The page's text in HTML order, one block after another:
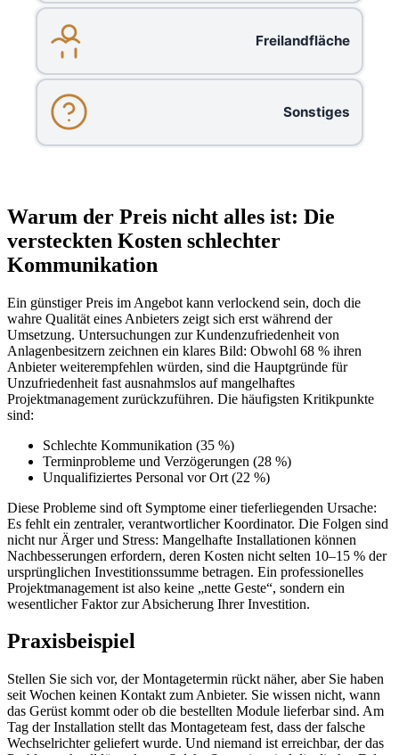
Freilandfläche
Sonstiges
Warum der Preis nicht alles ist: Die
versteckten Kosten schlechter
Kommunikation
Ein günstiger Preis im Angebot kann verlockend sein, doch die
wahre Qualität eines Anbieters zeigt sich erst während der
Umsetzung. Untersuchungen zur Kundenzufriedenheit von
Anlagenbesitzern zeichnen ein klares Bild: Obwohl 68 % ihren
Anbieter weiterempfehlen würden, sind die Hauptgründe für
Unzufriedenheit fast ausnahmslos auf mangelhaftes
Projektmanagement zurückzuführen. Die häufigsten Kritikpunkte
sind:
Schlechte Kommunikation (35 %)
Terminprobleme und Verzögerungen (28 %)
Unqualifiziertes Personal vor Ort (22 %)
Diese Probleme sind oft Symptome einer tieferliegenden Ursache:
Es fehlt ein zentraler, verantwortlicher Koordinator. Die Folgen sind
nicht nur Ärger und Stress: Mangelhafte Installationen können
Nachbesserungen erfordern, deren Kosten nicht selten 10–15 % der
ursprünglichen Investitionssumme betragen. Ein professionelles
Projektmanagement ist also keine „nette Geste“, sondern ein
wesentlicher Faktor zur Absicherung Ihrer Investition.
Praxisbeispiel
Stellen Sie sich vor, der Montagetermin rückt näher, aber Sie haben
seit Wochen keinen Kontakt zum Anbieter. Sie wissen nicht, wann
das Gerüst kommt oder ob die bestellten Module lieferbar sind. Am
Tag der Installation stellt das Montageteam fest, dass der falsche
Wechselrichter geliefert wurde. Und niemand ist erreichbar, der das